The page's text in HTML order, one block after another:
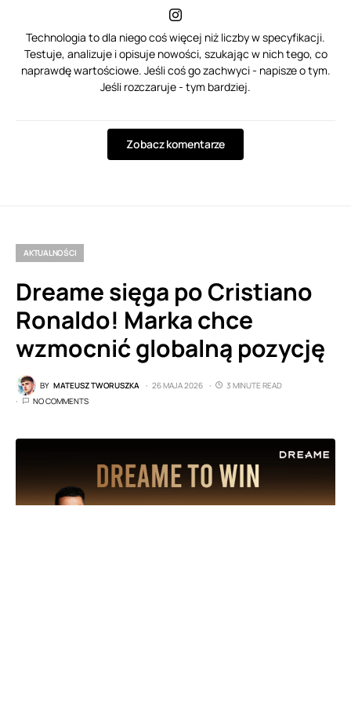
Technologia to dla niego coś więcej niż liczby w specyfikacji.
Testuje, analizuje i opisuje nowości, szukając w nich tego, co
naprawdę wartościowe. Jeśli coś go zachwyci - napisze o tym.
Jeśli rozczaruje - tym bardziej.
Zobacz komentarze
AKTUALNOŚCI
Dreame sięga po Cristiano
Ronaldo! Marka chce
wzmocnić globalną pozycję
BY MATEUSZ TWORUSZKA 26 MAJA 2026
3 MINUTE READ
NO COMMENTS